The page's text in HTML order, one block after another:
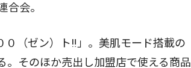
合会。
（ゼン）ト‼」。美肌モード搭載の
。そのほか売出し加盟店で使える商品